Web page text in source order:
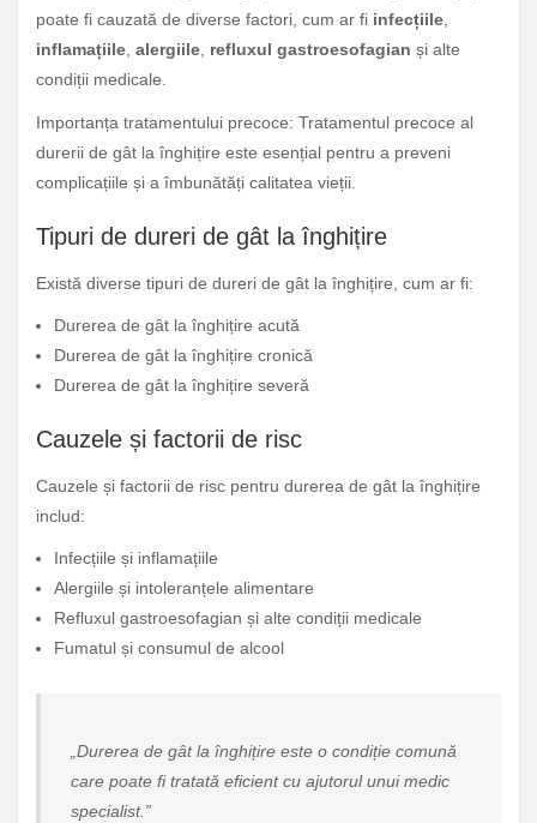
poate fi cauzată de diverse factori, cum ar fi infecțiile
inflamațiile alergiile refluxul gastroesofagian și alte
condiții medicale.
Importanța tratamentului precoce: Tratamentul precoce al
durerii de gât la înghițire este esențial pentru a preveni
complicațiile și a îmbunătăți calitatea vieții.
Tipuri de dureri de gât la înghițire
Există diverse tipuri de dureri de gât la înghițire, cum ar fi:
Durerea de gât la înghițire acută
Durerea de gât la înghițire cronică
Durerea de gât la înghițire severă
Cauzele și factorii de risc
Cauzele și factorii de risc pentru durerea de gât la înghițire
includ:
Infecțiile și inflamațiile
Alergiile și intoleranțele alimentare
Refluxul gastroesofagian și alte condiții medicale
Fumatul și consumul de alcool
„Durerea de gât la înghițire este o condiție comună
care poate fi tratată eficient cu ajutorul unui medic
specialist.”